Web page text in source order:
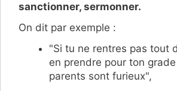
sanctionner, sermonner.
On dit par exemple :
"Si tu ne rentres pas tout
en prendre pour ton
parents sont furieux",